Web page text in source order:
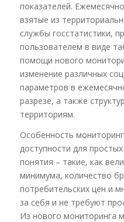
показателей.
взятые из
службы госстатистики,
пользователем в виде
помощи нового
изменение различных
параметров в
разрезе, а также
территориям.
Особенность
доступности для
понятия – такие, как
минимума, количество
потребительских цен и
за себя и не требуют
Из нового мониторинга